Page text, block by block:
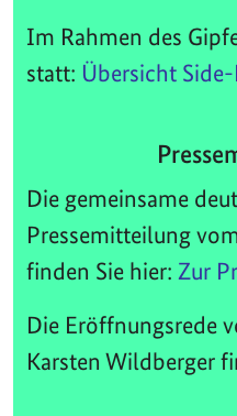
Im Rahmen des
statt: Übersicht
Die gemeinsame
Pressemitteilung
finden Sie hier: Zur
Die Eröffnungsrede
Karsten Wildberger